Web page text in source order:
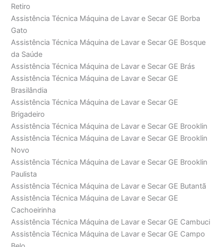
Retiro
Assistência Técnica Máquina de Lavar e Secar GE Borba
Gato
Assistência Técnica Máquina de Lavar e Secar GE Bosque
da Saúde
Assistência Técnica Máquina de Lavar e Secar GE Brás
Assistência Técnica Máquina de Lavar e Secar GE
Brasilândia
Assistência Técnica Máquina de Lavar e Secar GE
Brigadeiro
Assistência Técnica Máquina de Lavar e Secar GE Brooklin
Assistência Técnica Máquina de Lavar e Secar GE Brooklin
Novo
Assistência Técnica Máquina de Lavar e Secar GE Brooklin
Paulista
Assistência Técnica Máquina de Lavar e Secar GE Butantã
Assistência Técnica Máquina de Lavar e Secar GE
Cachoeirinha
Assistência Técnica Máquina de Lavar e Secar GE Cambuci
Assistência Técnica Máquina de Lavar e Secar GE Campo